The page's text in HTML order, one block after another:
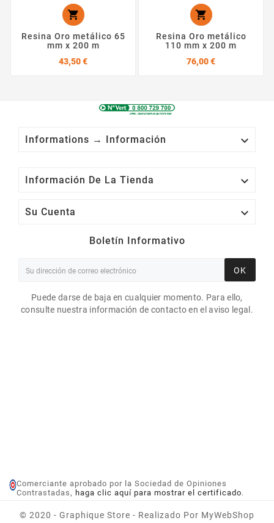

Resina Oro metálico 65
mm x 200 m
43,50 €Precio

Resina Oro metálico
110 mm x 200 m
76,00 €Precio
Informations → Información 
Información De La Tienda 
Su Cuenta 
Boletín Informativo
OK
Puede darse de baja en cualquier momento. Para ello,
consulte nuestra información de contacto en el aviso legal.
Comerciante aprobado por la Sociedad de Opiniones
Contrastadas, haga clic aquí para mostrar el certificado.
© 2020 - Graphique Store - Realizado Por MyWebShop